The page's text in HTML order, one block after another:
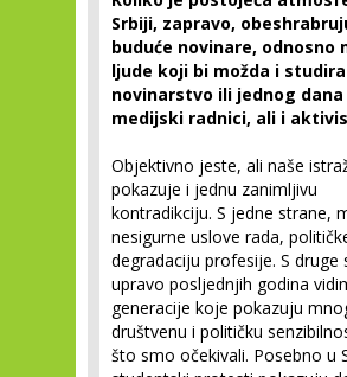
Srbiji, zapravo,
buduće novinare, odnosno
ljude koji bi možda i
novinarstvo ili jednog
medijski radnici, ali i
Objektivno jeste, ali naše
pokazuje i jednu zanimljivu
kontradikciju. S jedne strane,
nesigurne uslove rada,
degradaciju profesije. S druge
upravo posljednjih godina
generacije koje pokazuju
društvenu i političku
što smo očekivali. Posebno u